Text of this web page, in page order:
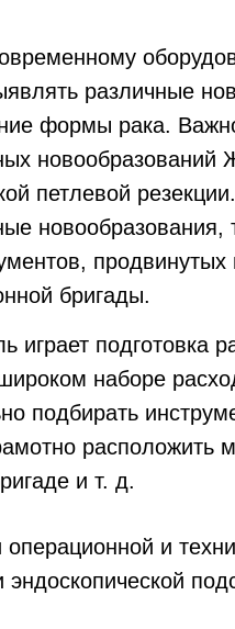
различные
формы рака.
петлевой
продвинутых
бригады.
играет подготовка
наборе
подбирать
расположить
и т. д.
и